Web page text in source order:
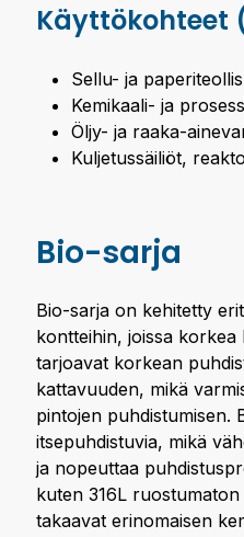
Käyttökohteet
Sellu- ja
Kemikaali- ja
Öljy- ja raaka-
Kuljetussäiliöt,
Bio-sarja
Bio-sarja on kehitetty
kontteihin, joissa korkea
tarjoavat korkean
kattavuuden, mikä
pintojen puhdistumisen.
itsepuhdistuvia, mikä
ja nopeuttaa
kuten 316L ruostumaton
takaavat erinomaisen